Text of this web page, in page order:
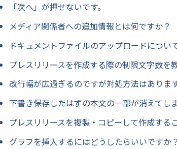
「次へ」が押せないです。
メディア関係者への追加情報とは何ですか？
ドキュメントファイルのアップロードについ
プレスリリースを作成する際の制限文字数を
改行幅が広過ぎるのですが対処方法はありま
下書き保存したはずの本文の一部が消えてし
プレスリリースを複製・コピーして作成する
グラフを挿入するにはどうしたらいいですか？